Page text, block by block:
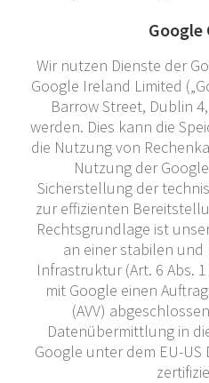
Google
Wir nutzen Dienste der
Google Ireland Limited
Barrow Street, Dublin
werden. Dies kann die
die Nutzung von
Nutzung der
Sicherstellung der
zur effizienten
Rechtsgrundlage ist
an einer stabilen und
Infrastruktur (Art. 6 Abs.
mit Google einen
(AVV)
Datenübermittlung in
Google unter dem EU-US